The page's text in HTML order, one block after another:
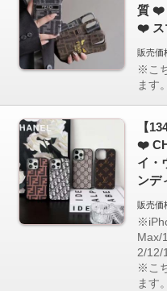
質 ❤️
❤️ ス
販売価
※こ
ます。
【
❤️
イ・
ンデ
販売価
Max/
2/12/
※こ
ます。